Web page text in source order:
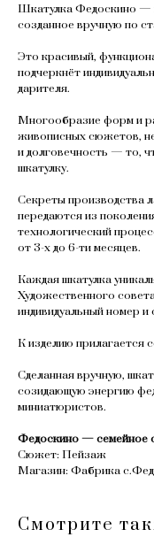
Шкатулка Федоскино —
созданное вручную по
Это красивый,
подчеркнёт
дарителя.
Многообразие форм и
живописных сюжетов,
и долговечность — то,
шкатулку.
Секреты производства
передаются из
технологический
от 3-х до 6-ти месяцев.
Каждая шкатулка
Художественного
индивидуальный номер
К изделию прилагается
Сделанная вручную,
созидающую энергию
миниатюристов.
Федоскино — семейное
Сюжет: Пейзаж
Магазин: Фабрика
Смотрите